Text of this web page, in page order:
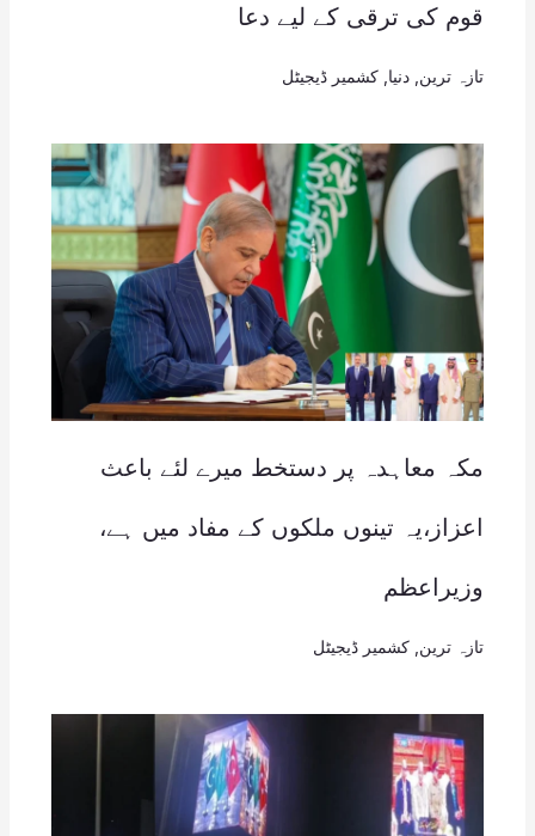
قوم کی ترقی کے لیے دعا
تازہ ترین دنیا کشمیر ڈیجیٹل
مکہ معاہدہ پر دستخط میرے لئے باعث
اعزاز،یہ تینوں ملکوں کے مفاد میں ہے،
وزیراعظم
تازہ ترین کشمیر ڈیجیٹل